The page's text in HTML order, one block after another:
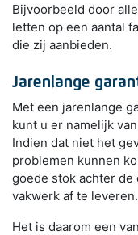
Bijvoorbeeld door
letten op een aantal
die zij aanbieden.
Jarenlange
Met een jarenlange
kunt u er namelijk
Indien dat niet het
problemen kunnen
goede stok achter
vakwerk af te leveren.
Het is daarom een